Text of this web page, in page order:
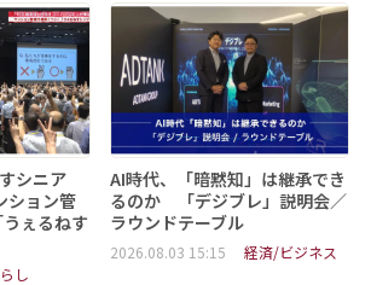
シニア
ョン管
ぇるねす
し
AI時代、「暗黙知」は継承でき
るのか 「デジブレ」説明会／
ラウンドテーブル
2026.08.03 15:15 経済/ビジネス